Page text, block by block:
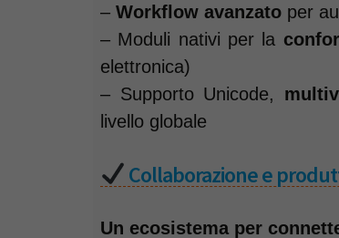
– Workflow avanzato per
– Moduli nativi per la
elettronica)
– Supporto Unicode,
livello globale
Collaborazione e
Un ecosistema per